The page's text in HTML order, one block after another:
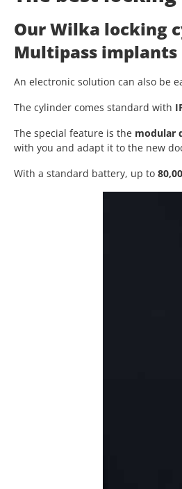
Our Wilka locking
Multipass implants
An electronic solution can also be
The cylinder comes standard with
The special feature is the modular
with you and adapt it to the new
With a standard battery, up to